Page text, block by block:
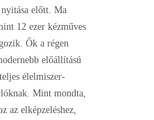
előtt. Ma
12 ezer kézműves
Ők a régen
előállítású
élelmiszer-
Mint mondta,
az elképzeléshez,